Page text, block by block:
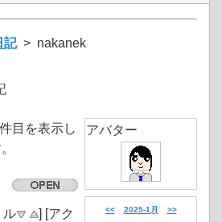
記> nakanek
件目を表示し
ル
] [アク
アバター
<< 2025-1月 >>